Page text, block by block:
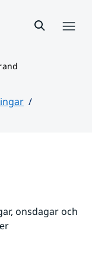
onsdagar och